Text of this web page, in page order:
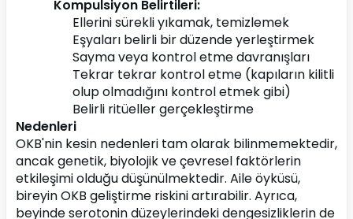
Kompulsiyon Belirtileri:
Ellerini sürekli yıkamak, temizlemek
Eşyaları belirli bir düzende yerleştirmek
Sayma veya kontrol etme davranışları
Tekrar tekrar kontrol etme (kapıların kilitli
olup olmadığını kontrol etmek gibi)
Belirli ritüeller gerçekleştirme
Nedenleri
OKB'nin kesin nedenleri tam olarak bilinmemektedir,
ancak genetik, biyolojik ve çevresel faktörlerin
etkileşimi olduğu düşünülmektedir. Aile öyküsü,
bireyin OKB geliştirme riskini artırabilir. Ayrıca,
beyinde serotonin düzeylerindeki dengesizliklerin de